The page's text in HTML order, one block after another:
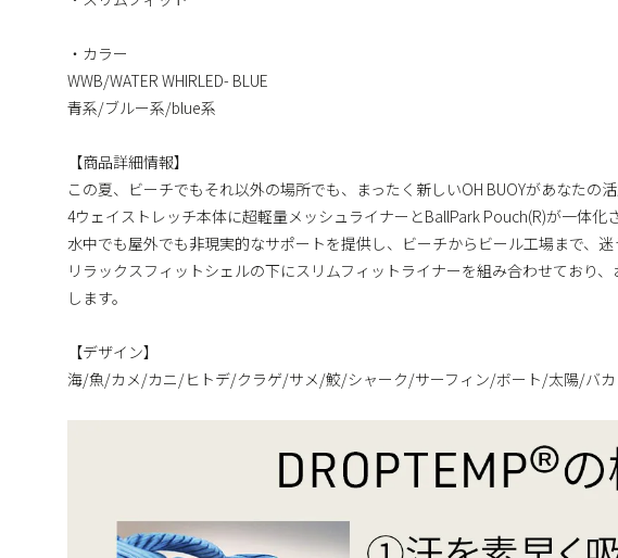
・カラー
WWB/WATER WHIRLED- BLUE
青系/ブルー系/blue系
【商品詳細情報】
この夏、ビーチでもそれ以外の場所でも、まったく新しいOH BUOYがあなたの活
4ウェイストレッチ本体に超軽量メッシュライナーとBallPark Pouch(R)が一体化さ
水中でも屋外でも非現実的なサポートを提供し、ビーチからビール工場まで、迷
リラックスフィットシェルの下にスリムフィットライナーを組み合わせており
します。
【デザイン】
海/魚/カメ/カニ/ヒトデ/クラゲ/サメ/鮫/シャーク/サーフィン/ボート/太陽/バカ